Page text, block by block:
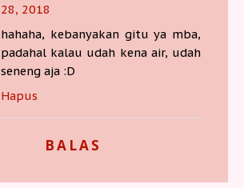
28, 2018
hahaha, kebanyakan gitu ya mba,
padahal kalau udah kena air, udah
seneng aja :D
Hapus
BALAS